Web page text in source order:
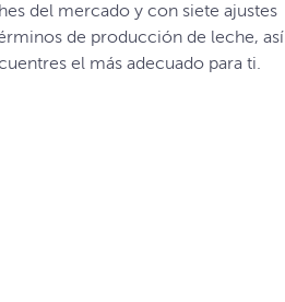
del mercado y con siete ajustes
de producción de leche, así
el más adecuado para ti.